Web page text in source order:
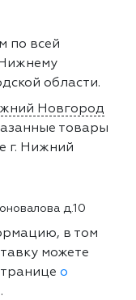
по всей
области.
Новгород
товары
г. Нижний
д.10
в том
можете
о
.